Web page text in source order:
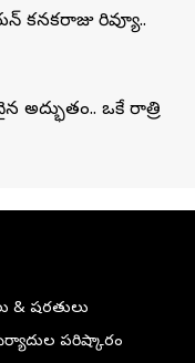
కనకరాజు రివ్యూ..
అద్భుతం.. ఒకే రాత్రి
& షరతులు
పరిష్కారం